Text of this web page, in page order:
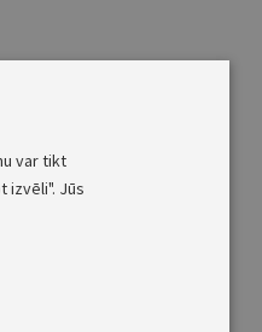
var tikt
izvēli". Jūs